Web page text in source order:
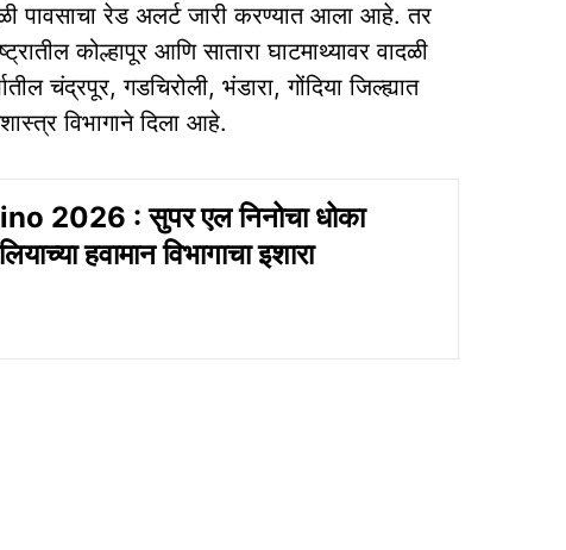
पावसाचा रेड अलर्ट जारी करण्यात आला आहे. तर
कोल्हापूर आणि सातारा घाटमाथ्यावर वादळी
चंद्रपूर, गडचिरोली, भंडारा, गोंदिया जिल्ह्यात
विभागाने दिला आहे.
2026 : सुपर एल निनोचा धोका
हवामान विभागाचा इशारा